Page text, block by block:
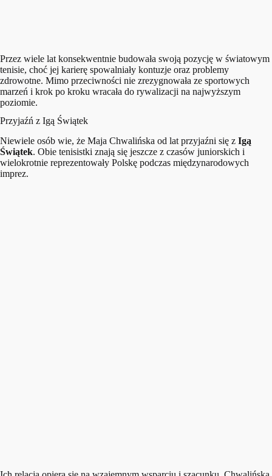
Przez wiele lat konsekwentnie budowała swoją pozycję w światowym
tenisie, choć jej karierę spowalniały kontuzje oraz problemy
zdrowotne. Mimo przeciwności nie zrezygnowała ze sportowych
marzeń i krok po kroku wracała do rywalizacji na najwyższym
poziomie.
Przyjaźń z Igą Świątek
Niewiele osób wie, że Maja Chwalińska od lat przyjaźni się z Igą
Świątek. Obie tenisistki znają się jeszcze z czasów juniorskich i
wielokrotnie reprezentowały Polskę podczas międzynarodowych
imprez.